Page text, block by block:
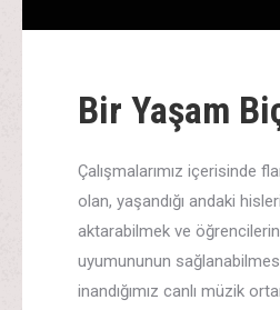
Bir Yaşam
Çalışmalarımız içerisinde
olan, yaşandığı andaki
aktarabilmek ve
uyumununun
inandığımız canlı müzik